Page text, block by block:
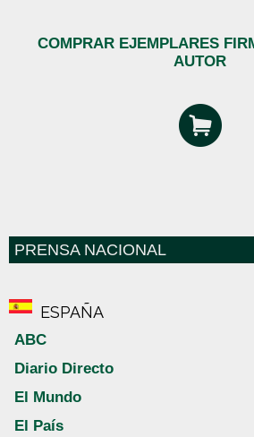
COMPRAR EJEMPLARES
AUTOR
PRENSA NACIONAL
ESPAÑA
ABC
Diario Directo
El Mundo
El País